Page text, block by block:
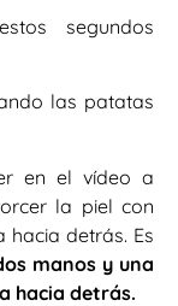
segundos
las patatas
en el vídeo a
la piel con
detrás. Es
manos y una
hacia detrás.